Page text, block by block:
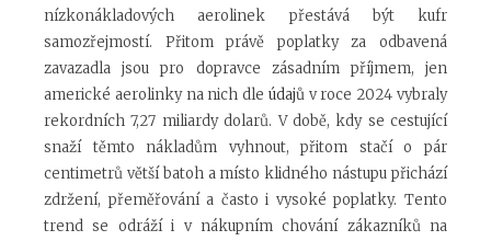
nízkonákladových aerolinek přestává být kufr
samozřejmostí. Přitom právě poplatky za odbavená
zavazadla jsou pro dopravce zásadním příjmem, jen
americké aerolinky na nich dle údajův roce 2024 vybraly
rekordních 7,27 miliardy dolarů. V době, kdy se cestující
snaží těmto nákladům vyhnout, přitom stačí o pár
centimetrů větší batoh a místo klidného nástupu přichází
zdržení, přeměřování a často i vysoké poplatky. Tento
trend se odráží i v nákupním chování zákazníků na